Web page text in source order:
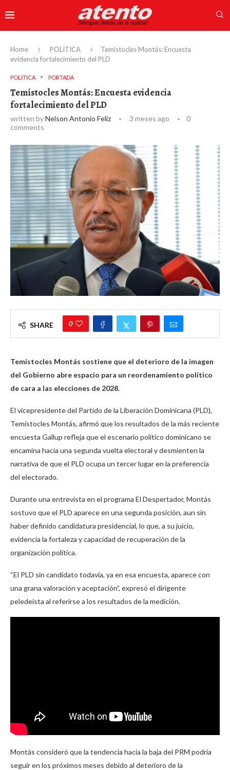
Home POLITICA
Temístocles Montás: Encuesta
evidencia fortalecimiento del PLD
POLITICA PORTADA
Temístocles Montás: Encuesta evidencia
fortalecimiento del PLD
written byNelson Antonio Feliz 3 meses ago
0
comments
SHARE 0
Temístocles Montás sostiene que el deterioro de la imagen
del Gobierno abre espacio para un reordenamiento político
de cara a las elecciones de 2028.
El vicepresidente del Partido de la Liberación Dominicana (PLD),
Temístocles Montás, afirmó que los resultados de la más reciente
encuesta Gallup refleja que el escenario político dominicano se
encamina hacia una segunda vuelta electoral y desmienten la
narrativa de que el PLD ocupa un tercer lugar en la preferencia
del electorado.
Durante una entrevista en el programa El Despertador, Montás
sostuvo que el PLD aparece en una segunda posición, aun sin
haber definido candidatura presidencial, lo que, a su juicio,
evidencia la fortaleza y capacidad de recuperación de la
organización política.
“El PLD sin candidato todavía, ya en esa encuesta, aparece con
una grana valoración y aceptación”, expresó el dirigente
peledeísta al referirse a los resultados de la medición.
Montás consideró que la tendencia hacia la baja del PRM podría
seguir en los próximos meses debido al deterioro de la